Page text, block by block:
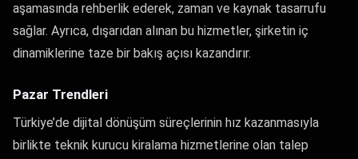
aşamasında rehberlik ederek, zaman ve kaynak tasarrufu
sağlar. Ayrıca, dışarıdan alınan bu hizmetler, şirketin iç
dinamiklerine taze bir bakış açısı kazandırır.
Pazar Trendleri
Türkiye’de dijital dönüşüm süreçlerinin hız kazanmasıyla
birlikte teknik kurucu kiralama hizmetlerine olan talep